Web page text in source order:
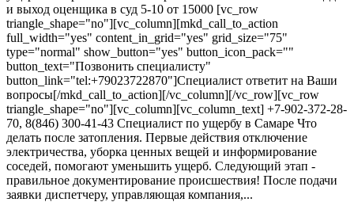
и выход оценщика в суд 5-10 от 15000 [vc_row
triangle_shape="no"][vc_column][mkd_call_to_action
full_width="yes" content_in_grid="yes" grid_size="75"
type="normal" show_button="yes" button_icon_pack=""
button_text="Позвонить специалисту"
button_link="tel:+79023722870"]Специалист ответит на Ваши
вопросы[/mkd_call_to_action][/vc_column][/vc_row][vc_row
triangle_shape="no"][vc_column][vc_column_text] +7-902-372-28-
70, 8(846) 300-41-43 Специалист по ущербу в Самаре Что
делать после затопления. Первые действия отключение
электричества, уборка ценных вещей и информирование
соседей, помогают уменьшить ущерб. Следующий этап -
правильное документирование происшествия! После подачи
заявки диспетчеру, управляющая компания,...